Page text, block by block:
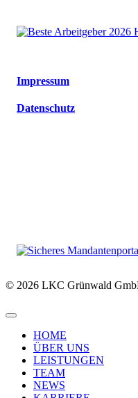
Impressum
Datenschutz
© 2026 LKC Grünwald
HOME
ÜBER UNS
LEISTUNGEN
TEAM
NEWS